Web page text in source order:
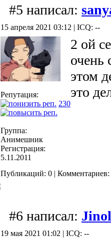
#5 написал:
15 апреля 2021 03:12 | ICQ: --
Репутация:
230
Группа:
Анимешник
Регистрация:
5.11.2011
2 ой
очень
этом
это
Публикаций: 0 | Комментариев:
#6 написал:
19 мая 2021 01:02 | ICQ: --